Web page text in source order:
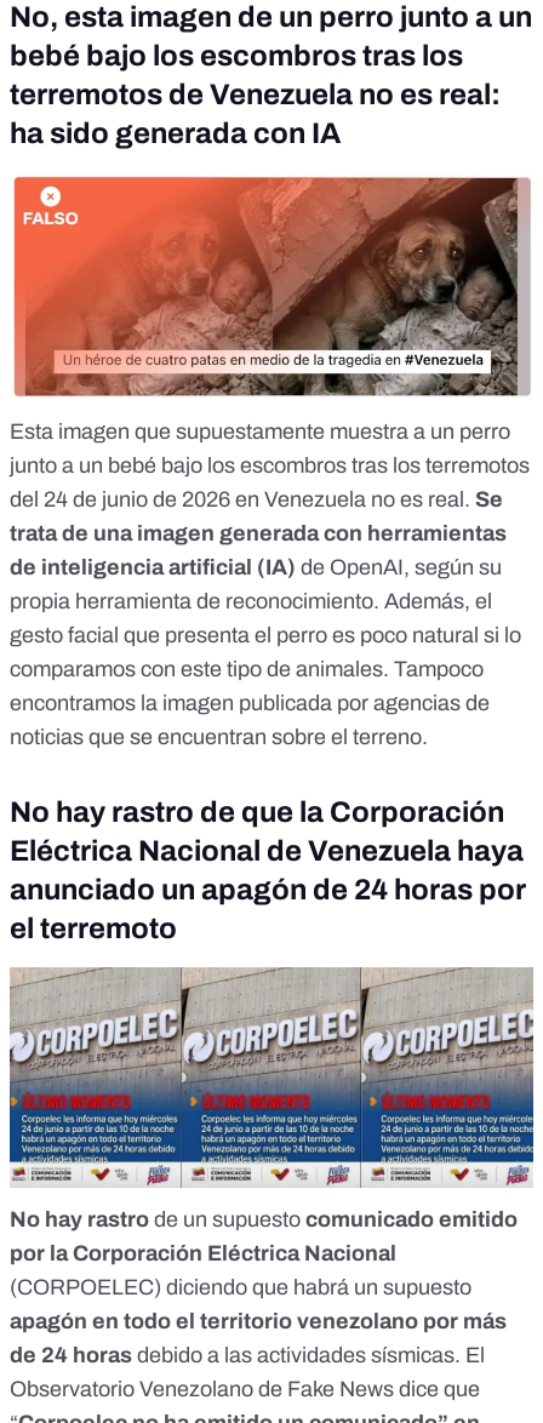
No, esta imagen de un perro junto a un
bebé bajo los escombros tras los
terremotos de Venezuela no es real:
ha sido generada con IA
Esta imagen que supuestamente muestra a un perro
junto a un bebé bajo los escombros tras los terremotos
del 24 de junio de 2026 en Venezuela no es real. Se
trata de una imagen generada con herramientas
de inteligencia artificial (IA) de OpenAI, según su
propia herramienta de reconocimiento. Además, el
gesto facial que presenta el perro es poco natural si lo
comparamos con este tipo de animales. Tampoco
encontramos la imagen publicada por agencias de
noticias que se encuentran sobre el terreno.
No hay rastro de que la Corporación
Eléctrica Nacional de Venezuela haya
anunciado un apagón de 24 horas por
el terremoto
No hay rastro de un supuesto comunicado emitido
por la Corporación Eléctrica Nacional
(CORPOELEC) diciendo que habrá un supuesto
apagón en todo el territorio venezolano por más
de 24 horas debido a las actividades sísmicas. El
Observatorio Venezolano de Fake News dice que